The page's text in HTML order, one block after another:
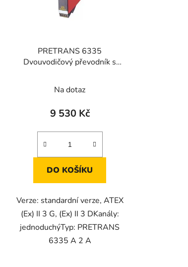
PRETRANS 6335
Dvouvodičový převodník s
Na dotaz
9 530 Kč
DO KOŠÍKU
Verze: standardní verze, ATEX
(Ex) II 3 G, (Ex) II 3 DKanály:
jednoduchýTyp: PRETRANS
6335 A 2 A